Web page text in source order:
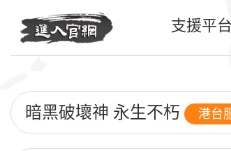
支援平台
暗黑破壞神 永生不朽 港台